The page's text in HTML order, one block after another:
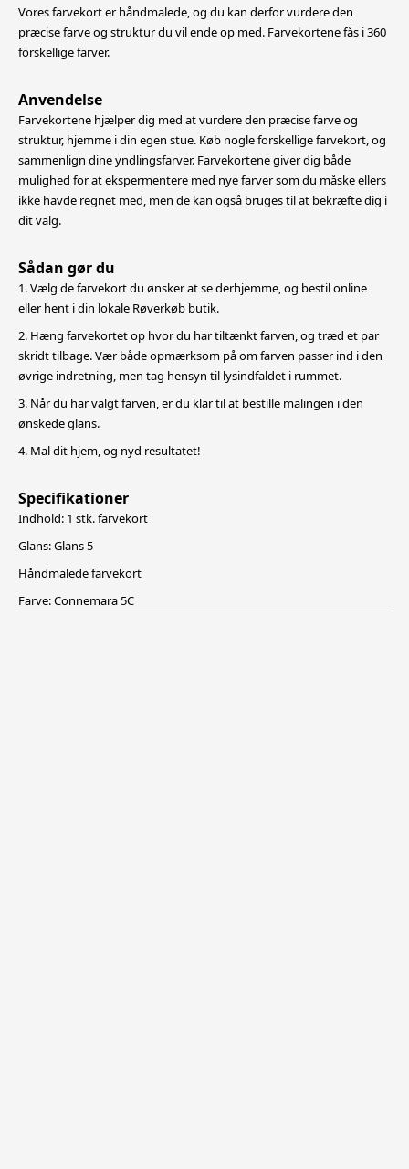
Vores farvekort er håndmalede, og du kan derfor vurdere den
præcise farve og struktur du vil ende op med. Farvekortene fås i 360
forskellige farver.
Anvendelse
Farvekortene hjælper dig med at vurdere den præcise farve og
struktur, hjemme i din egen stue. Køb nogle forskellige farvekort, og
sammenlign dine yndlingsfarver. Farvekortene giver dig både
mulighed for atekspermentere med nye farver som du måske ellers
ikke havde regnet med, men de kan også bruges til at bekræfte dig i
dit valg.
Sådan gør du
1. Vælg de farvekort du ønsker at se derhjemme, og bestil online
eller hent i din lokale Røverkøb butik.
2. Hæng farvekortet op hvor du har tiltænkt farven, og træd et par
skridt tilbage. Vær både opmærksom på om farven passer ind i den
øvrige indretning, men tag hensyn til lysindfaldet i rummet.
3. Når du har valgt farven, er du klar til at bestille malingen i den
ønskede glans.
4. Mal dit hjem, og nyd resultatet!
Specifikationer
Indhold: 1 stk. farvekort
Glans: Glans 5
Håndmalede farvekort
Farve: Connemara 5C